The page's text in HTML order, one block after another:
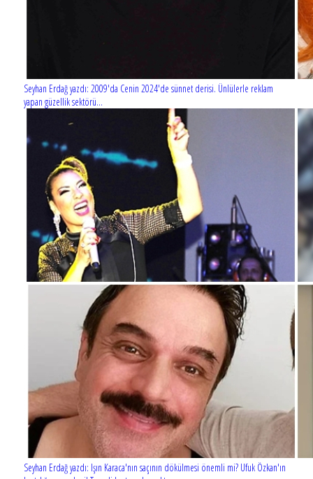
Seyhan Erdağ yazdı: 2009'da Cenin 2024'de sünnet derisi. Ünlülerle reklam
yapan güzellik sektörü...
Seyhan Erdağ yazdı: Işın Karaca'nın saçının dökülmesi önemli mi? Ufuk Özkan'ın